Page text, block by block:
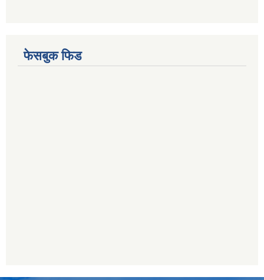
फेसबुक फिड